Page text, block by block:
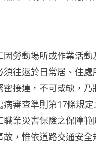
勞動場所或作業活
往返於日常居、住
接連，不可或缺，
審查準則第17條規
業災害保險之保障
，惟依道路交通安